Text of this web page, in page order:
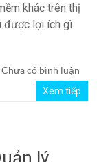
khác trên thị
được lợi ích gì
Chưa có bình luận
Xem tiếp
lý